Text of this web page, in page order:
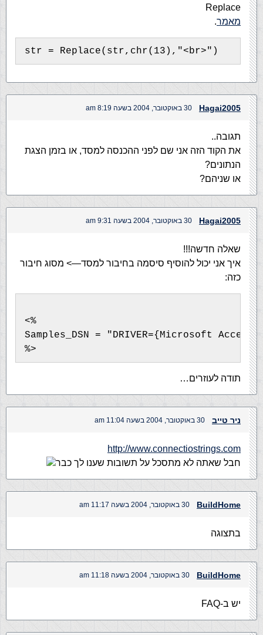
Replace
מאמר.
str = Replace(str,chr(13),"<br>")
Hagai2005 30 באוקטובר, 2004 בשעה 8:19 am
תגובה..
את הקוד הזה אני שם לפני ההכנסה למסד, או בזמן הצגת
הנתונים?
או שניהם?
Hagai2005 30 באוקטובר, 2004 בשעה 9:31 am
שאלה חדשה!!!
איך אני יכול להוסיף סיסמה בחיבור למסד—> מסוג חיבור
כזה:
<%
Samples_DSN = "DRIVER={Microsoft
%>
תודה לעוזרים…
ניר טייב 30 באוקטובר, 2004 בשעה 11:04 am
http://www.connectiostrings.com
חבל שאתה לא מתסכל על תשובות שענו לך כבר
BuildHome 30 באוקטובר, 2004 בשעה 11:17 am
בתצוגה
BuildHome 30 באוקטובר, 2004 בשעה 11:18 am
יש ב-FAQ